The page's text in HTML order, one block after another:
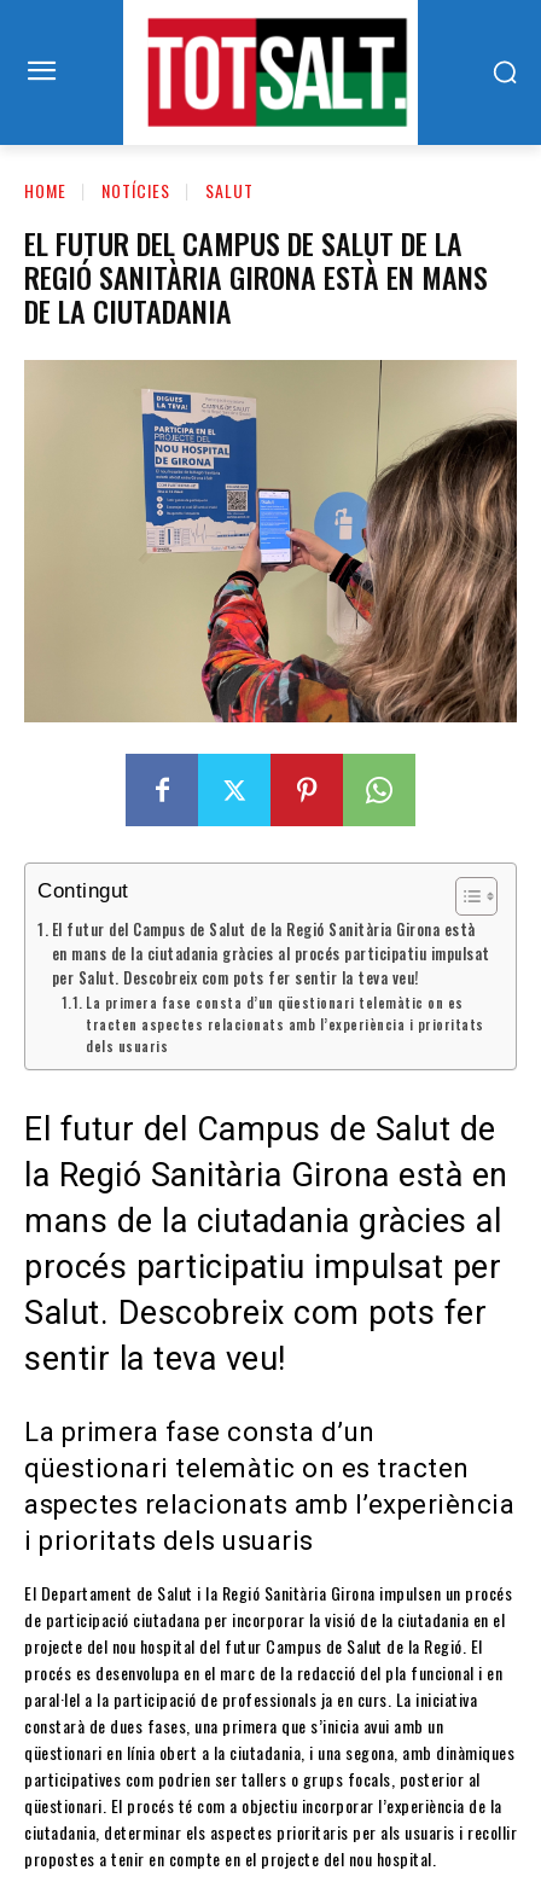
HOME NOTÍCIES SALUT
EL FUTUR DEL CAMPUS DE SALUT DE LA
REGIÓ SANITÀRIA GIRONA ESTÀ EN MANS
DE LA CIUTADANIA
Contingut
El futur del Campus de Salut de la Regió Sanitària Girona està
en mans de la ciutadania gràcies al procés participatiu impulsat
per Salut. Descobreix com pots fer sentir la teva veu!
La primera fase consta d’un qüestionari telemàtic on es
tracten aspectes relacionats amb l’experiència i prioritats
dels usuaris
El futur del Campus de Salut de
la Regió Sanitària Girona està en
mans de la ciutadania gràcies al
procés participatiu impulsat per
Salut. Descobreix com pots fer
sentir la teva veu!
La primera fase consta d’un
qüestionari telemàtic on es tracten
aspectes relacionats amb l’experiència
i prioritats dels usuaris
El Departament de Salut i la Regió Sanitària Girona impulsen un procés
de participació ciutadana per incorporar la visió de la ciutadania en el
projecte del nou hospital del futur Campus de Salut de la Regió. El
procés es desenvolupa en el marc de la redacció del pla funcional i en
paral·lel a la participació de professionals ja en curs. La iniciativa
constarà de dues fases, una primera que s’inicia avui amb un
qüestionari en línia obert a la ciutadania, i una segona, amb dinàmiques
participatives com podrien ser tallers o grups focals, posterior al
qüestionari. El procés té com a objectiu incorporar l’experiència de la
ciutadania, determinar els aspectes prioritaris per als usuaris i recollir
propostes a tenir en compte en el projecte del nou hospital.